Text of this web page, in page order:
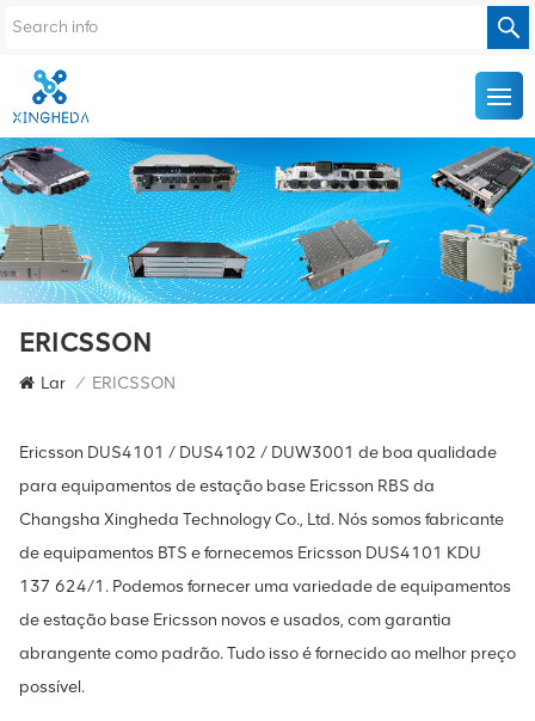
ERICSSON
Lar / ERICSSON
Ericsson DUS4101 / DUS4102 / DUW3001 de boa qualidade
para equipamentos de estação base Ericsson RBS da
Changsha Xingheda Technology Co., Ltd. Nós somos fabricante
de equipamentos BTS e fornecemos Ericsson DUS4101 KDU
137 624/1. Podemos fornecer uma variedade de equipamentos
de estação base Ericsson novos e usados, com garantia
abrangente como padrão. Tudo isso é fornecido ao melhor preço
possível.